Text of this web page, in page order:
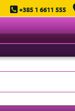
+385 1 6611 555